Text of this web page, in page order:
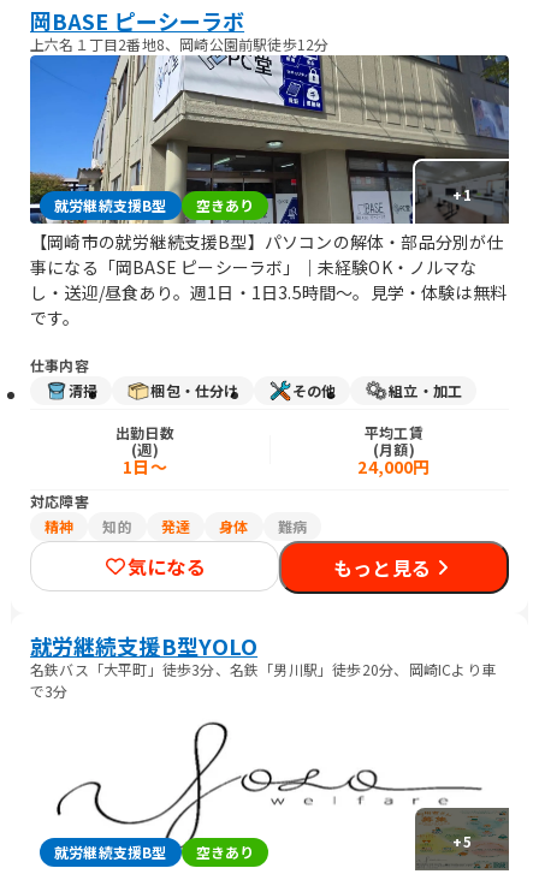
岡BASE ピーシーラボ
上六名１丁目2番地8、岡崎公園前駅徒歩12分
+1
就労継続支援B型 空きあり
【岡崎市の就労継続支援B型】パソコンの解体・部品分別が仕
事になる「岡BASE ピーシーラボ」｜未経験OK・ノルマな
し・送迎/昼食あり。週1日・1日3.5時間〜。見学・体験は無料
です。
仕事内容
清掃
梱包・仕分け その他 組立・加工
出勤日数
(週)
1日～
平均工賃
(月額)
24,000円
対応障害
精神
知的 発達 身体 難病
気になる もっと見る
就労継続支援B型YOLO
名鉄バス「大平町」徒歩3分、名鉄「男川駅」徒歩20分、岡崎ICより車
で3分
+5
就労継続支援B型 空きあり